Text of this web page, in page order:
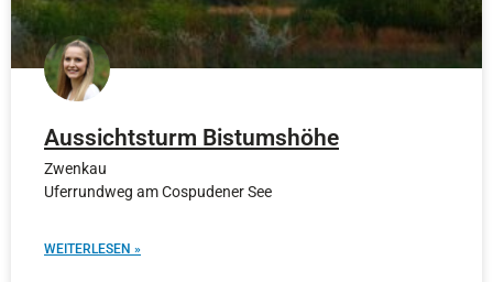
Aussichtsturm Bistumshöhe
Zwenkau
Uferrundweg am Cospudener See
WEITERLESEN »